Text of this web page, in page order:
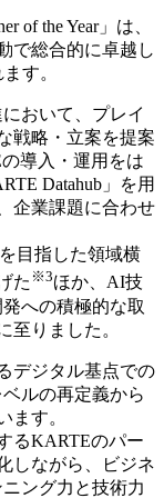
of the Year」は、
で総合的に卓越し
す。
おいて、プレイ
戦略・立案を提案
導入・運用をは
Datahub」を用
企業課題に合わせ
目指した領域横
た ※3ほか、AI技
への積極的な取
至りました。
デジタル基点での
ルの再定義から
ます。
るKARTEのパー
しながら、ビジネ
ング力と技術力